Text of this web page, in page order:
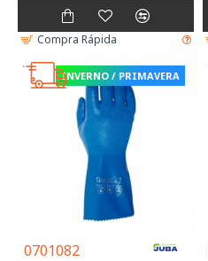
Compra Rápida
INVERNO / PRIMAVERA
0701082